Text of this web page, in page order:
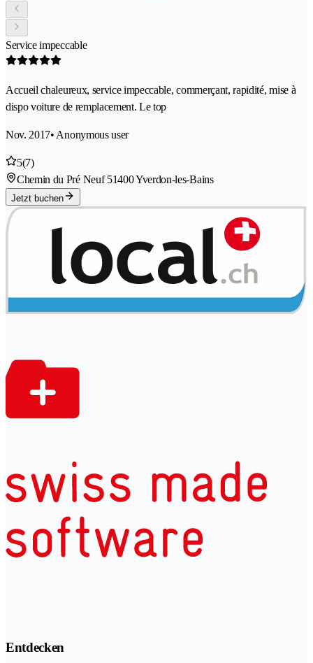
Service impeccable
Accueil chaleureux, service impeccable, commerçant, rapidité, mise à
dispo voiture de remplacement. Le top
Nov. 2017• Anonymous user
5(7)
Chemin du Pré Neuf 51400 Yverdon-les-Bains
Jetzt buchen
Entdecken